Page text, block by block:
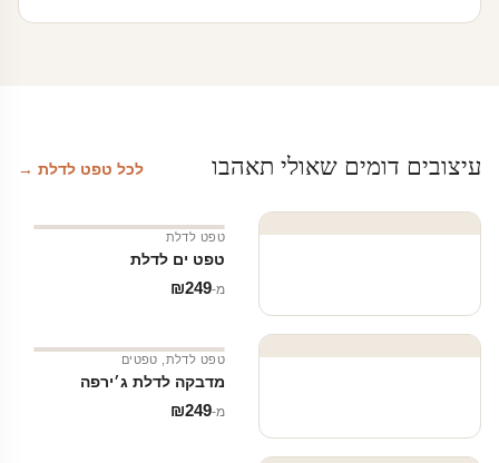
עיצובים דומים שאולי תאהבו לכל טפט לדלת →
טפט לדלת
טפט ים לדלת
מ‑ ₪249
טפט לדלת, טפטים
מדבקה לדלת ג׳ירפה
מ‑ ₪249